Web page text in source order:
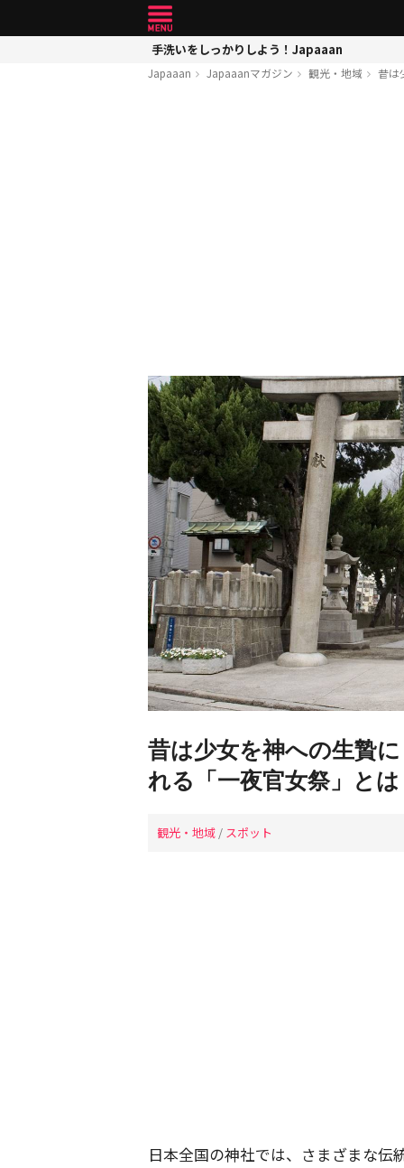
手洗いをしっかりしよう！Japaaan
Japaaan Japaaanマガジン 観光・地域 昔は
昔は少女を神への生贄
れる「一夜官女祭」とは
観光・地域 / スポット
日本全国の神社では、さまざまな伝